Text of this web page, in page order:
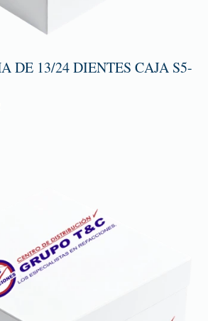
DE 13/24 DIENTES CAJA S5-